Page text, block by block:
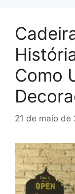
Como
21 de maio de